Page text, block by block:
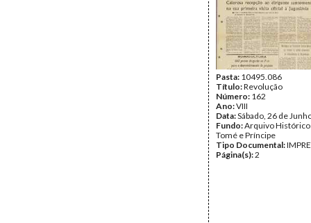
Pasta: 10495.086
Título:Revolução
Número: 162
Ano:VIII
Data:Sábado, 26 de
Fundo:Arquivo Histórico
Tomé e Príncipe
Tipo Documental:
Página(s):2